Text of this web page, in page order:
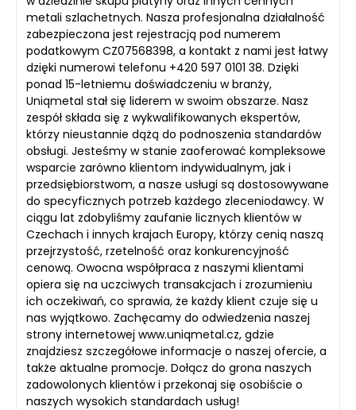
metali szlachetnych. Nasza profesjonalna działalność
zabezpieczona jest rejestracją pod numerem
podatkowym CZ07568398, a kontakt z nami jest łatwy
dzięki numerowi telefonu +420 597 0101 38. Dzięki
ponad 15-letniemu doświadczeniu w branży,
Uniqmetal stał się liderem w swoim obszarze. Nasz
zespół składa się z wykwalifikowanych ekspertów,
którzy nieustannie dążą do podnoszenia standardów
obsługi. Jesteśmy w stanie zaoferować kompleksowe
wsparcie zarówno klientom indywidualnym, jak i
przedsiębiorstwom, a nasze usługi są dostosowywane
do specyficznych potrzeb każdego zleceniodawcy. W
ciągu lat zdobyliśmy zaufanie licznych klientów w
Czechach i innych krajach Europy, którzy cenią naszą
przejrzystość, rzetelność oraz konkurencyjność
cenową. Owocna współpraca z naszymi klientami
opiera się na uczciwych transakcjach i zrozumieniu
ich oczekiwań, co sprawia, że każdy klient czuje się u
nas wyjątkowo. Zachęcamy do odwiedzenia naszej
strony internetowej www.uniqmetal.cz, gdzie
znajdziesz szczegółowe informacje o naszej ofercie, a
także aktualne promocje. Dołącz do grona naszych
zadowolonych klientów i przekonaj się osobiście o
naszych wysokich standardach usług!